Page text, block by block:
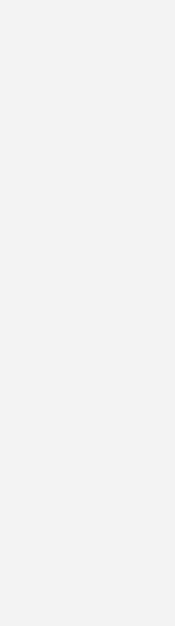
Effizienzen führt.
% bei moderaten
erforderlichen
Effizienzen
sind
zu
Und zweitens
Das